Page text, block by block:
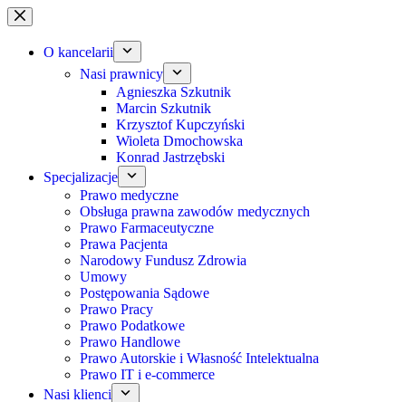
Przejdź
do
O kancelarii
Nasi prawnicy
Agnieszka Szkutnik
Marcin Szkutnik
Krzysztof Kupczyński
Wioleta Dmochowska
Konrad Jastrzębski
Specjalizacje
Prawo medyczne
Obsługa prawna zawodów medycznych
Prawo Farmaceutyczne
Prawa Pacjenta
Narodowy Fundusz Zdrowia
Umowy
Postępowania Sądowe
Prawo Pracy
Prawo Podatkowe
Prawo Handlowe
Prawo Autorskie i Własność Intelektualna
Prawo IT i e-commerce
Nasi klienci